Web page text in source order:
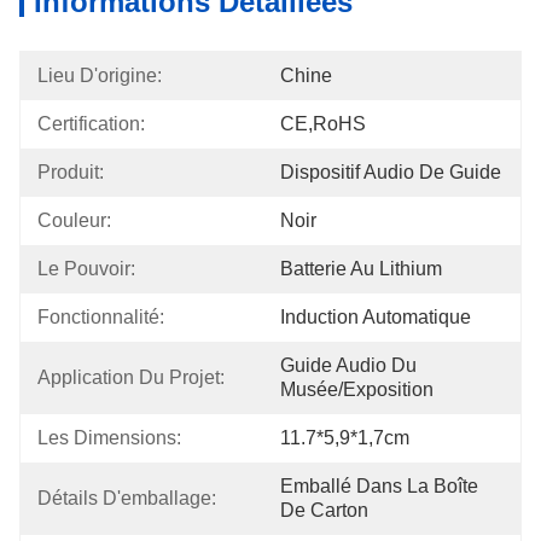
Lieu D'origine: Chine
Certification: CE,RoHS
Produit: Dispositif Audio De Guide
Couleur: Noir
Le Pouvoir: Batterie Au Lithium
Fonctionnalité: Induction Automatique
Application Du Projet:
Guide Audio Du
Musée/exposition
Les Dimensions: 11.7*5,9*1,7cm
Détails D'emballage:
Emballé Dans La Boîte
De Carton